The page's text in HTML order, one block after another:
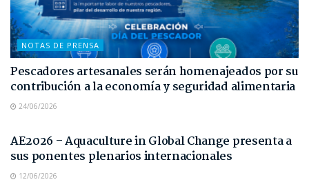
NOTAS DE PRENSA
Pescadores artesanales serán homenajeados por su
contribución a la economía y seguridad alimentaria
24/06/2026
AE2026 – Aquaculture in Global Change presenta a
sus ponentes plenarios internacionales
12/06/2026